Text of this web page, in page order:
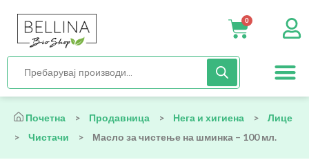
0
Почетна > Продавница > Нега и хигиена >
Лице
>
Чистачи > Масло за чистење на шминка – 100 мл.